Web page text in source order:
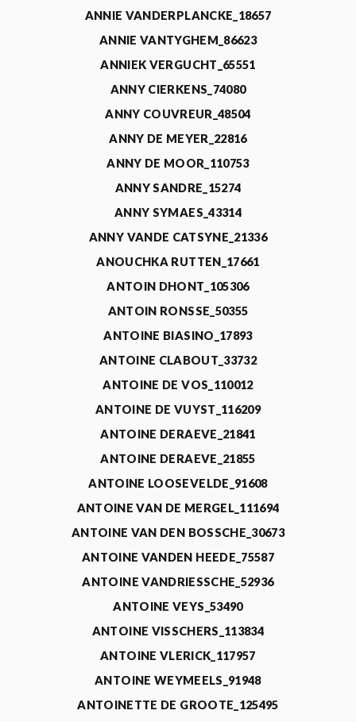
ANNIE VANDERPLANCKE_18657
ANNIE VANTYGHEM_86623
ANNIEK VERGUCHT_65551
ANNY CIERKENS_74080
ANNY COUVREUR_48504
ANNY DE MEYER_22816
ANNY DE MOOR_110753
ANNY SANDRE_15274
ANNY SYMAES_43314
ANNY VANDE CATSYNE_21336
ANOUCHKA RUTTEN_17661
ANTOIN DHONT_105306
ANTOIN RONSSE_50355
ANTOINE BIASINO_17893
ANTOINE CLABOUT_33732
ANTOINE DE VOS_110012
ANTOINE DE VUYST_116209
ANTOINE DERAEVE_21841
ANTOINE DERAEVE_21855
ANTOINE LOOSEVELDE_91608
ANTOINE VAN DE MERGEL_111694
ANTOINE VAN DEN BOSSCHE_30673
ANTOINE VANDEN HEEDE_75587
ANTOINE VANDRIESSCHE_52936
ANTOINE VEYS_53490
ANTOINE VISSCHERS_113834
ANTOINE VLERICK_117957
ANTOINE WEYMEELS_91948
ANTOINETTE DE GROOTE_125495